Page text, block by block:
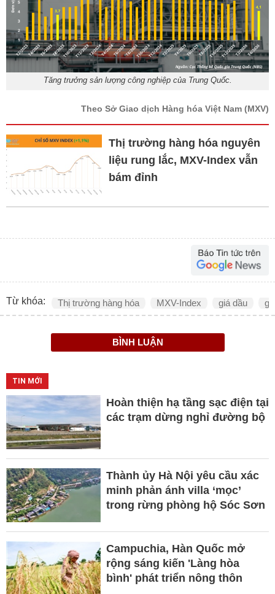
Tăng trưởng sản lượng công nghiệp của Trung Quốc.
Theo Sở Giao dịch Hàng hóa Việt Nam (MXV)
Thị trường hàng hóa nguyên
liệu rung lắc, MXV-Index vẫn
bám đỉnh
Từ khóa: Thị trường hàng hóa MXV-Index giá dầu
BÌNH LUẬN
TIN MỚI
Hoàn thiện hạ tầng sạc điện tại
các trạm dừng nghỉ đường bộ
Thành ủy Hà Nội yêu cầu xác
minh phản ánh villa ‘mọc’
trong rừng phòng hộ Sóc Sơn
Campuchia, Hàn Quốc mở
rộng sáng kiến 'Làng hòa
bình' phát triển nông thôn